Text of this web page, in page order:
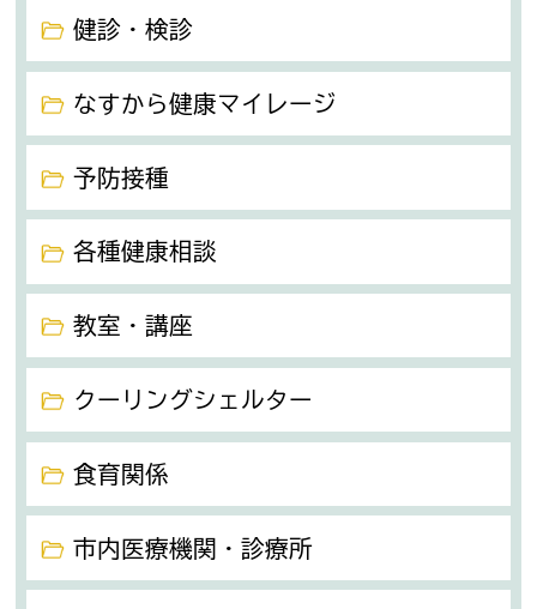
健診・検診
なすから健康マイレージ
予防接種
各種健康相談
教室・講座
クーリングシェルター
食育関係
市内医療機関・診療所